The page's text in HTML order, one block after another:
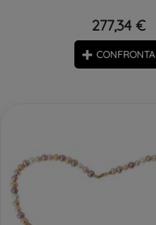
277,34 €
CONFRONTA